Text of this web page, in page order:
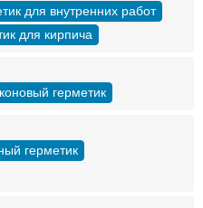
для внутренних работ
для кирпича
герметик
герметик